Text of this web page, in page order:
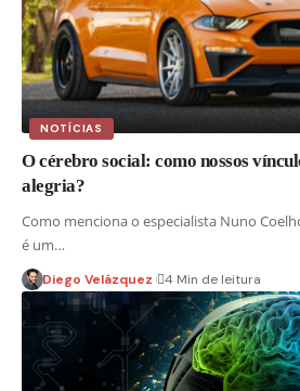
NOTÍCIAS
O cérebro social: como nossos
alegria?
Como menciona o especialista Nuno
é um…
Diego Velázquez 4 Min de leitura